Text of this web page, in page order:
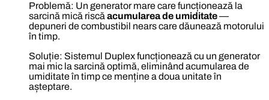
Problemă: Un generator mare care funcționează la
sarcină mică riscă acumularea de umiditate—
depuneri de combustibil nears care dăunează motorului
în timp.
Soluție: Sistemul Duplex funcționează cu un generator
mai mic la sarcină optimă, eliminând acumularea de
umiditate în timp ce menține a doua unitate în
așteptare.